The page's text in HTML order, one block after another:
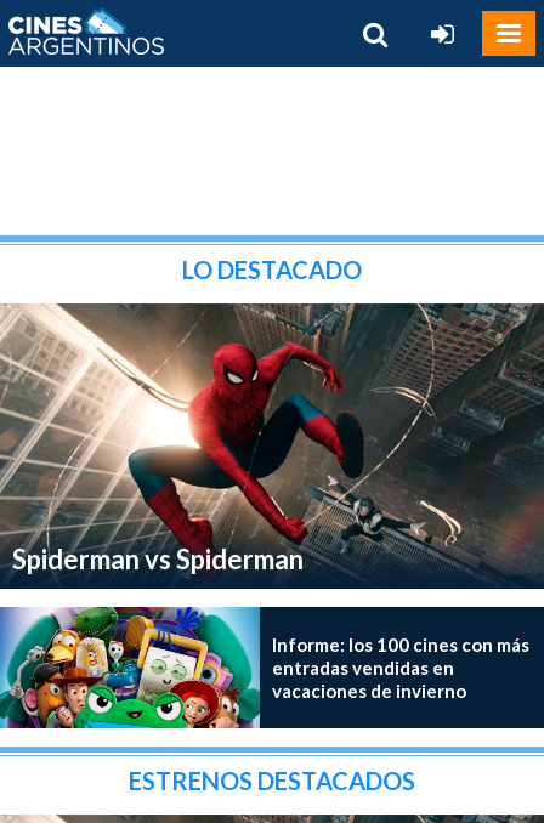
LO DESTACADO
Spiderman vs Spiderman
Informe: los 100 cines con más
entradas vendidas en
vacaciones de invierno
ESTRENOS DESTACADOS